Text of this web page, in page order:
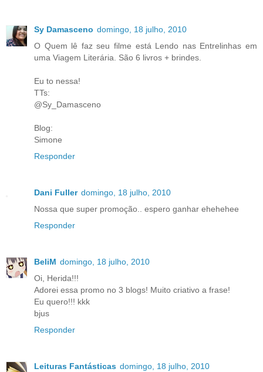
Sy Damasceno domingo, 18 julho, 2010
O Quem lê faz seu filme está Lendo nas Entrelinhas em
uma Viagem Literária. São 6 livros + brindes.
Eu to nessa!
TTs:
@Sy_Damasceno
Blog:
Simone
Responder
Dani Fuller domingo, 18 julho, 2010
Nossa que super promoção.. espero ganhar ehehehee
Responder
BeliM domingo, 18 julho, 2010
Oi, Herida!!!
Adorei essa promo no 3 blogs! Muito criativo a frase!
Eu quero!!! kkk
bjus
Responder
Leituras Fantásticas domingo, 18 julho, 2010